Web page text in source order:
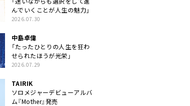
んでいくことが人生の魅力」
2026.07.30
中島卓偉
「たったひとりの人生を狂わ
せられたほうが光栄」
2026.07.29
TAIRIK
ソロメジャーデビューアルバ
ム『Mother』発売